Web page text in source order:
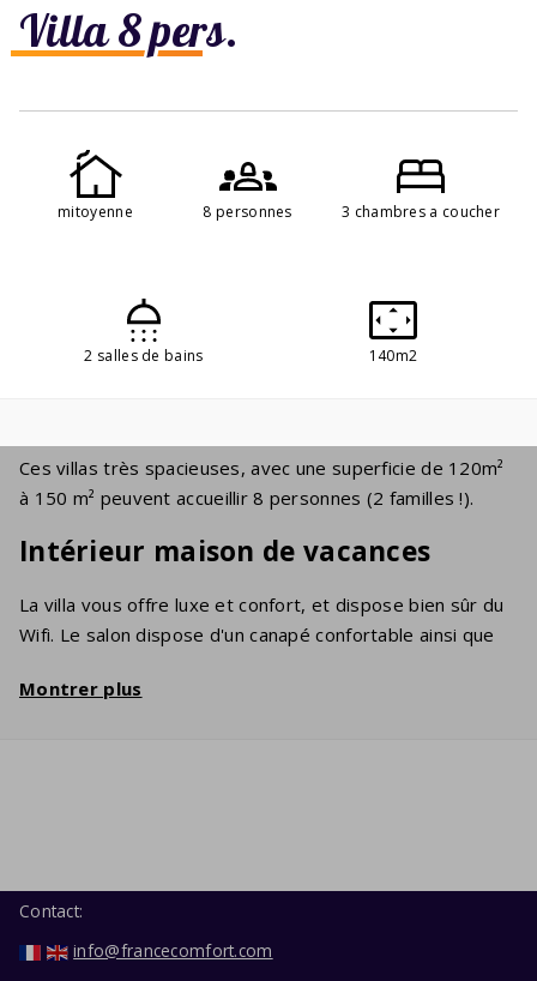
Villa 8 pers.
mitoyenne 8 personnes 3 chambres a coucher
2 salles de bains 140m2
Ces villas très spacieuses, avec une superficie de 120m²
à 150 m² peuvent accueillir 8 personnes (2 familles !).
Intérieur maison de vacances
La villa vous offre luxe et confort, et dispose bien sûr du
Wifi. Le salon dispose d'un canapé confortable ainsi que
chaînes internationales (FR/NL/BE/ANG). La cuisine
dans le garage.
Jardin / Terrasse
Montrer plus
Contact:
info@francecomfort.com